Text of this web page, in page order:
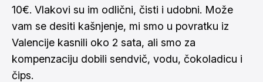
10€. Vlakovi su im odlični, čisti i udobni. Može
vam se desiti kašnjenje, mi smo u povratku iz
Valencije kasnili oko 2 sata, ali smo za
kompenzaciju dobili sendvič, vodu, čokoladicu i
čips.